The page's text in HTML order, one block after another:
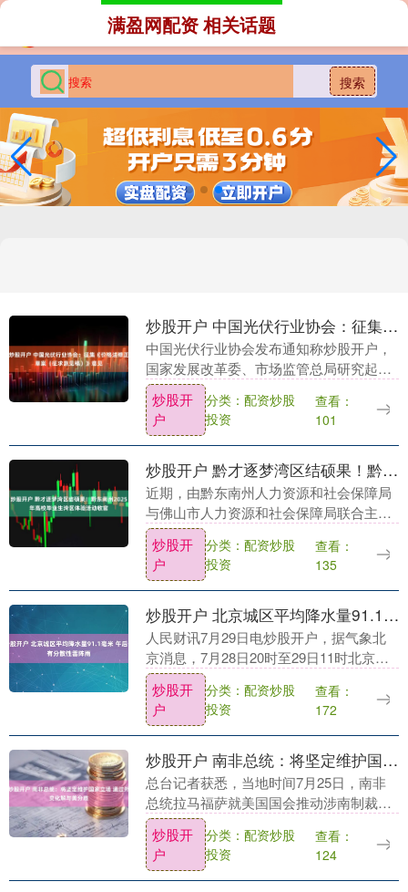
搜索
满盈网配资 相关话题
炒股开户 中国光伏行业协会：征集《价格法修正草案（征求意见稿）》意见
中国光伏行业协会发布通知称炒股开户，
国家发展改革委、市场监管总局研究起草
了《价格法修正草案（征求意见稿）》炒
股开户，并于近期面向社会公开征求意
见。为充分反映光伏....
炒股开
户
分类：配资炒股
投资
查看：
101
炒股开户 黔才逐梦湾区结硕果！黔东南州2025年高校毕业生湾区体验活动收官
近期，由黔东南州人力资源和社会保障局
与佛山市人力资源和社会保障局联合主办
炒股开户，广州市人力资源市场服务中
心、番禺区劳动就业服务中心协办的“黔才
湾区行·逐梦启新....
炒股开
户
分类：配资炒股
投资
查看：
135
炒股开户 北京城区平均降水量91.1毫米 午后仍有分散性雷阵雨
人民财讯7月29日电炒股开户，据气象北
京消息，7月28日20时至29日11时北京市
平均降水量72.5毫米，城区平均91.1毫
米。最大降水量出现在房山阎村196.....
炒股开
户
分类：配资炒股
投资
查看：
172
炒股开户 南非总统：将坚定维护国家立场 通过外交化解与美分歧
总台记者获悉，当地时间7月25日，南非
总统拉马福萨就美国国会推动涉南制裁法
案作出回应炒股开户，强调南非政府已注
意到相关动向，但不会因此改变对美外交
方向，仍将致力....
炒股开
户
分类：配资炒股
投资
查看：
124